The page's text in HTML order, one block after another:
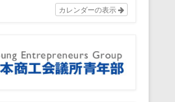
カレンダーの表示